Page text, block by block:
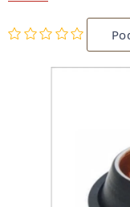
Průměrné
je